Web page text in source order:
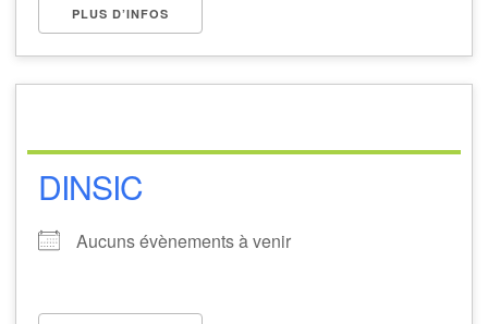
PLUS D’INFOS
DINSIC
Aucuns évènements à venir